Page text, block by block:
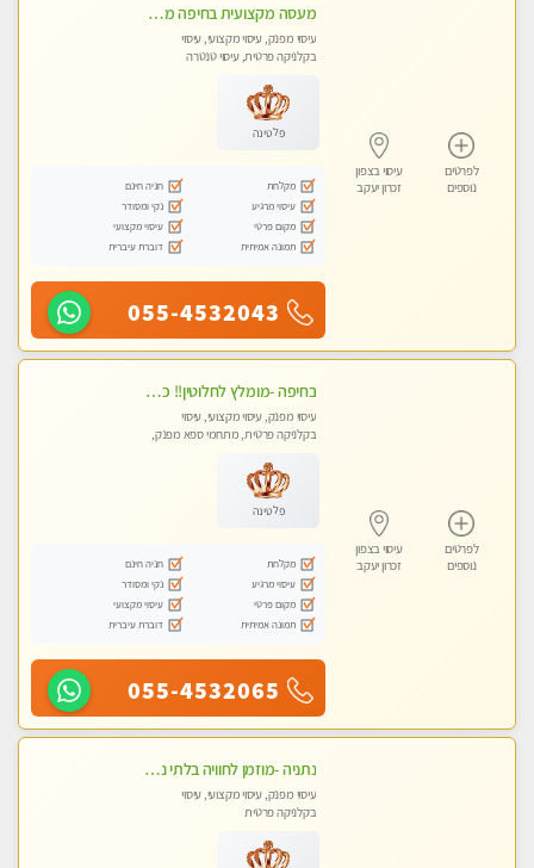
לפרטים
נוספים
עיסוי בצפון
זכרון יעקב
מעסה מקצועית בחיפה מעסה קלאסית ומפנקת להתקשר דרך -0505750417 WhatsApp מוזמן לחוויה בלתי נשכחת!!
עיסוי מפנק, עיסוי מקצועי, עיסוי
בקלניקה פרטית, עיסוי טנטרה
פלטינה
מקלחת
חניה חינם
עיסוי מרגיע
נקי ומסודר
מקום פרטי
עיסוי מקצועי
תמונה אמיתית
דוברת עיברית
055-4532043
לפרטים
נוספים
עיסוי בצפון
זכרון יעקב
בחיפה -מומלץ לחלוטין!! כל סוגי העיסויים מעסה מקצועית ואיכותית פרטי!!!
עיסוי מפנק, עיסוי מקצועי, עיסוי
בקלניקה פרטית, מתחמי ספא מפנק,
טנטרה
פלטינה
מקלחת
חניה חינם
עיסוי מרגיע
נקי ומסודר
מקום פרטי
עיסוי מקצועי
תמונה אמיתית
דוברת עיברית
055-4532065
נתניה -מוזמן לחוויה בלתי נשכחת!!!עיסוי מפנק ומקצועי ביותר בקליניקה פרטית
עיסוי מפנק, עיסוי מקצועי, עיסוי
בקלניקה פרטית